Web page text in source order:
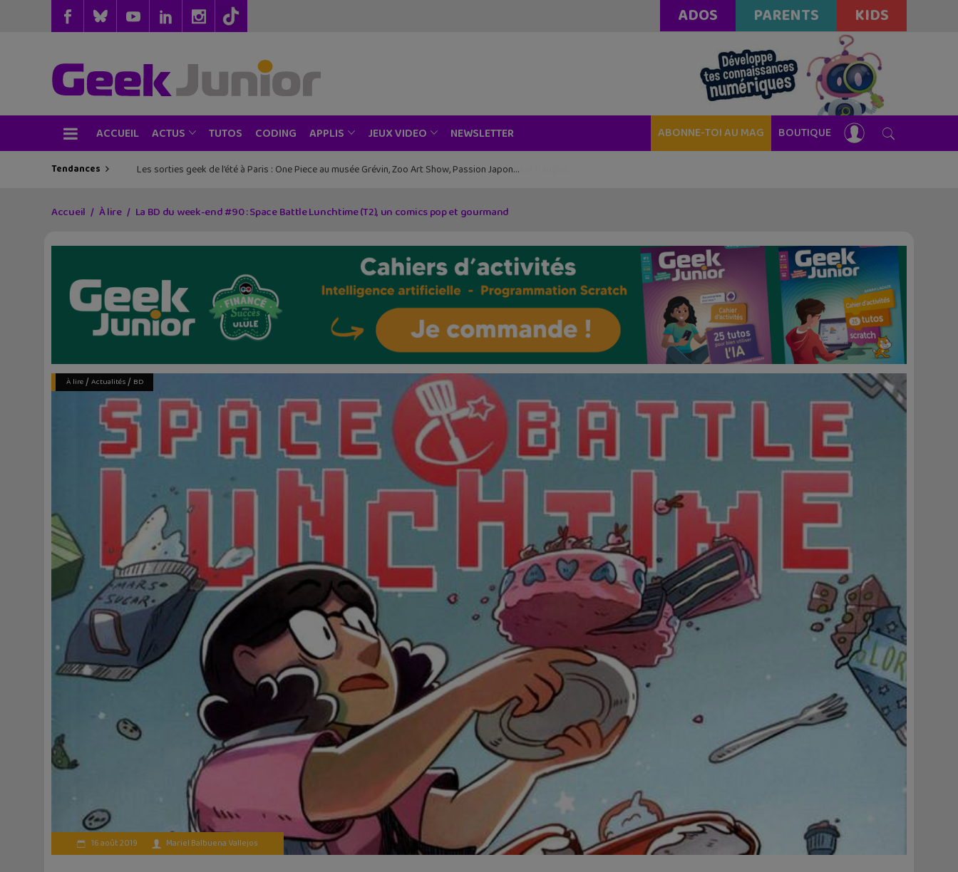
ADOS PARENTS KIDS
ACCUEIL ACTUS TUTOS CODING APPLIS JEUX VIDEO NEWSLETTER ABONNE-TOI AU MAG BOUTIQUE
Tendances Les sorties geek de l’été à Paris : One Piece au musée Grévin, Zoo Art Show, Passion Japon…
Accueil À lire La BD du week-end #90 : Space Battle Lunchtime (T2), un comics pop et gourmand
À lire/ Actualités/ BD
16 août 2019 Mariel Balbuena Vallejos